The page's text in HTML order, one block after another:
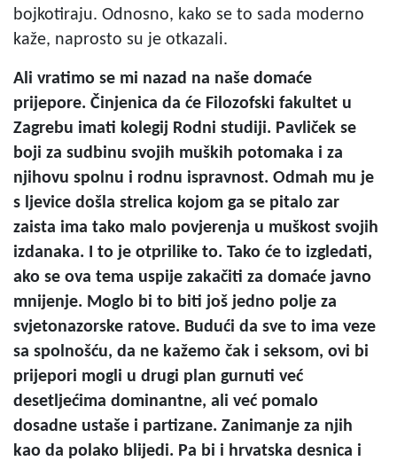
bojkotiraju. Odnosno, kako se to sada moderno
kaže, naprosto su je otkazali.
Ali vratimo se mi nazad na naše domaće
prijepore. Činjenica da će Filozofski fakultet u
Zagrebu imati kolegij Rodni studiji. Pavliček se
boji za sudbinu svojih muških potomaka i za
njihovu spolnu i rodnu ispravnost. Odmah mu je
s ljevice došla strelica kojom ga se pitalo zar
zaista ima tako malo povjerenja u muškost svojih
izdanaka. I to je otprilike to. Tako će to izgledati,
ako se ova tema uspije zakačiti za domaće javno
mnijenje. Moglo bi to biti još jedno polje za
svjetonazorske ratove. Budući da sve to ima veze
sa spolnošću, da ne kažemo čak i seksom, ovi bi
prijepori mogli u drugi plan gurnuti već
desetljećima dominantne, ali već pomalo
dosadne ustaše i partizane. Zanimanje za njih
kao da polako blijedi. Pa bi i hrvatska desnica i